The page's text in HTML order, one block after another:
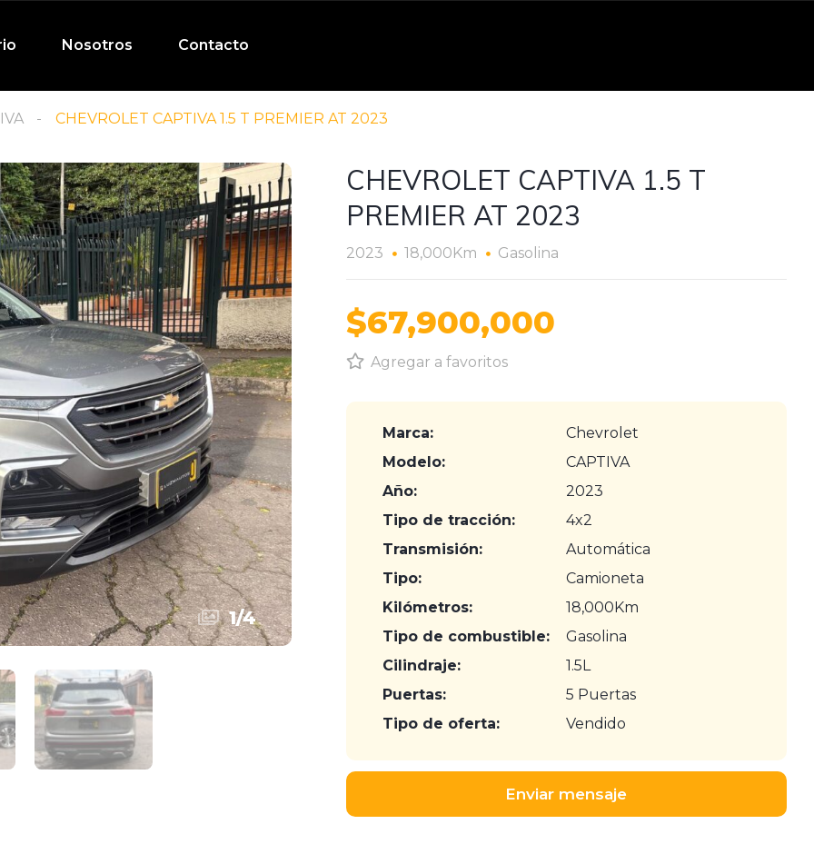
Nosotros Contacto
CHEVROLET CAPTIVA 1.5 T PREMIER AT 2023
1/4
CHEVROLET CAPTIVA 1.5 T
PREMIER AT 2023
2023 18,000Km Gasolina
$67,900,000
Agregar a favoritos
Marca:
Chevrolet
Modelo:
CAPTIVA
Año:
2023
Tipo de tracción:
4x2
Transmisión:
Automática
Tipo:
Camioneta
Kilómetros:
18,000Km
Tipo de combustible:
Gasolina
Cilindraje:
1.5L
Puertas:
5 Puertas
Tipo de oferta:
Vendido
Enviar mensaje